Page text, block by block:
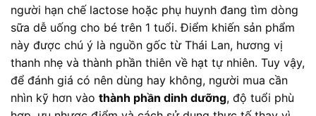
người hạn chế lactose hoặc phụ huynh đang tìm dòng
sữa dễ uống cho bé trên 1 tuổi. Điểm khiến sản phẩm
này được chú ý là nguồn gốc từ Thái Lan, hương vị
thanh nhẹ và thành phần thiên về hạt tự nhiên. Tuy vậy,
để đánh giá có nên dùng hay không, người mua cần
nhìn kỹ hơn vào thành phần dinh dưỡng, độ tuổi phù